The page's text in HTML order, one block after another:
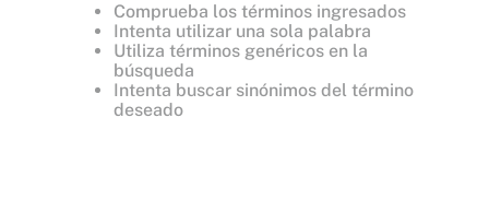
Comprueba los términos ingresados
Intenta utilizar una sola palabra
Utiliza términos genéricos en la
búsqueda
Intenta buscar sinónimos del término
deseado